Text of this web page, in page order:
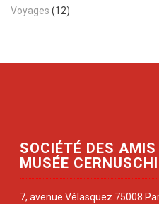
Voyages (12)
SOCIÉTÉ DES AMIS
MUSÉE CERNUSCHI
7, avenue Vélasquez 75008